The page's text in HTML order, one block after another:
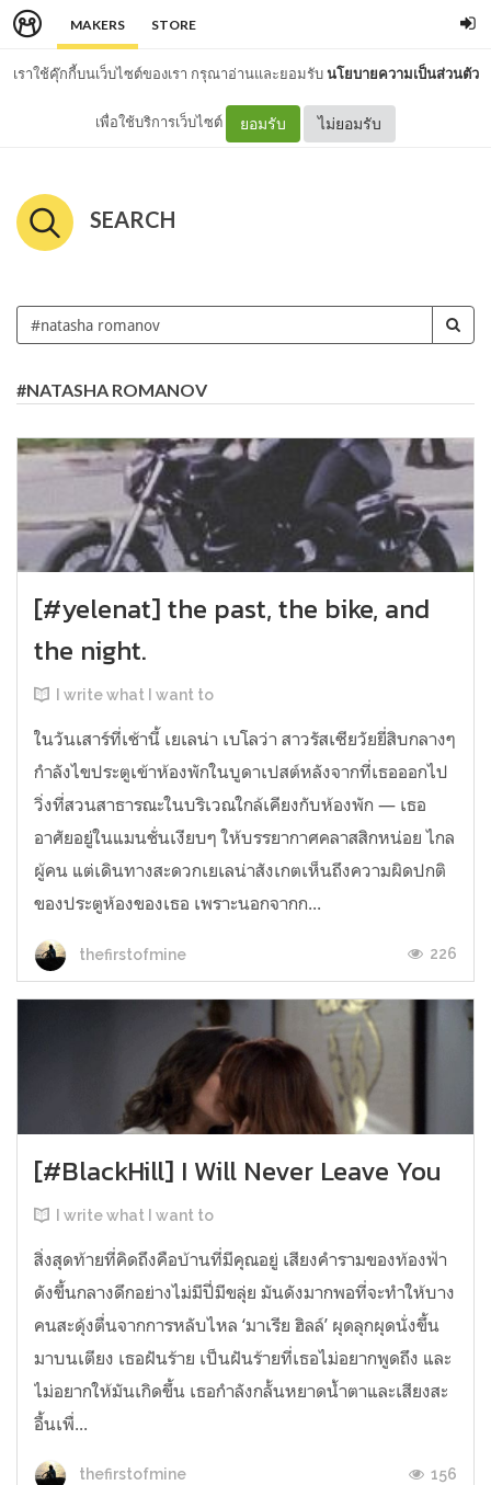
MAKERS STORE
เราใช้คุ๊กกี้บนเว็บไซต์ของเรา กรุณาอ่านและยอมรับนโยบายความเป็นส่วนตัว
เพื่อใช้บริการเว็บไซต์ ยอมรับ ไม่ยอมรับ
SEARCH
#NATASHA ROMANOV
[#yelenat] the past, the bike, and
the night.
I write what I want to
ในวันเสาร์ที่เช้านี้ เยเลน่า เบโลว่า สาวรัสเซียวัยยี่สิบกลางๆ
กำลังไขประตูเข้าห้องพักในบูดาเปสต์หลังจากที่เธอออกไป
วิ่งที่สวนสาธารณะในบริเวณใกล้เคียงกับห้องพัก — เธอ
อาศัยอยู่ในแมนชั่นเงียบๆ ให้บรรยากาศคลาสสิกหน่อย ไกล
ผู้คน แต่เดินทางสะดวกเยเลน่าสังเกตเห็นถึงความผิดปกติ
ของประตูห้องของเธอ เพราะนอกจากก...
thefirstofmine 226
[#BlackHill] I Will Never Leave You
I write what I want to
สิ่งสุดท้ายที่คิดถึงคือบ้านที่มีคุณอยู่ เสียงคำรามของท้องฟ้า
ดังขึ้นกลางดึกอย่างไม่มีปี่มีขลุ่ย มันดังมากพอที่จะทำให้บาง
คนสะดุ้งตื่นจากการหลับไหล ‘มาเรีย ฮิลล์’ ผุดลุกผุดนั่งขึ้น
มาบนเตียง เธอฝันร้าย เป็นฝันร้ายที่เธอไม่อยากพูดถึง และ
ไม่อยากให้มันเกิดขึ้น เธอกำลังกลั้นหยาดน้ำตาและเสียงสะ
อื้นเพื่...
thefirstofmine 156